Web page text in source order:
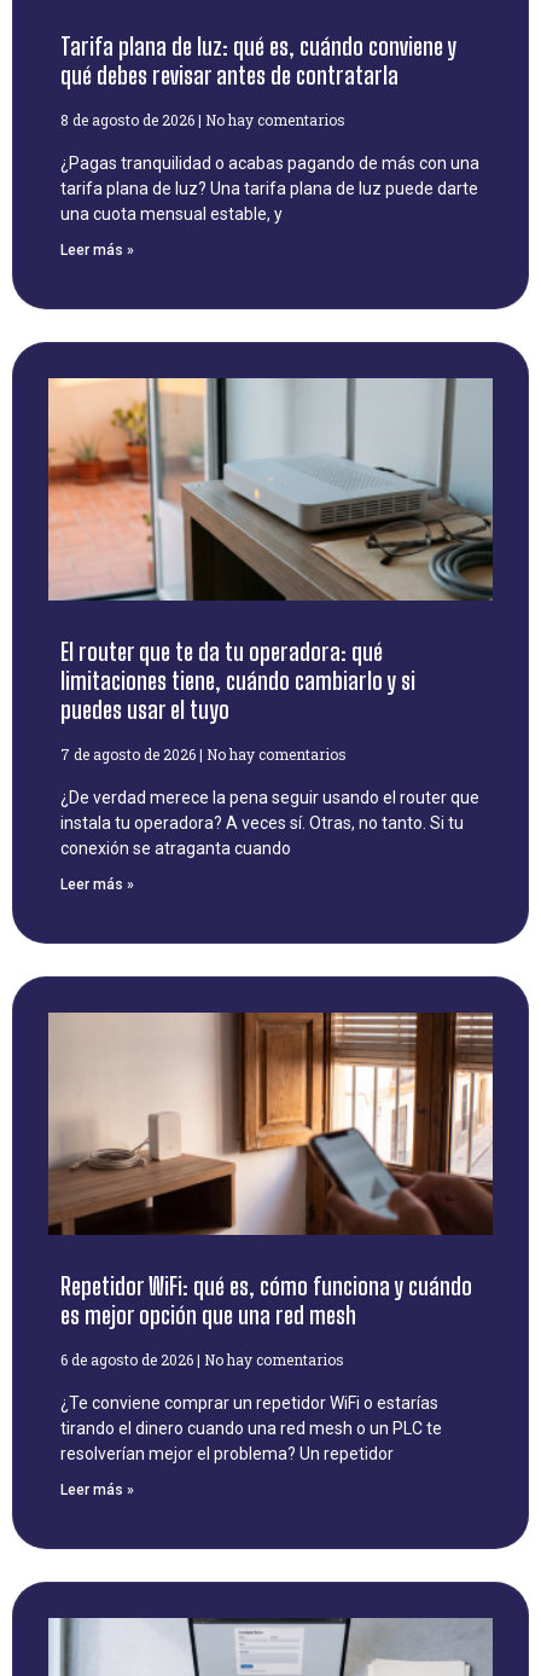
Tarifa plana de luz: qué es, cuándo conviene y
qué debes revisar antes de contratarla
8 de agosto de 2026 No hay comentarios
¿Pagas tranquilidad o acabas pagando de más con una
tarifa plana de luz? Una tarifa plana de luz puede darte
una cuota mensual estable, y
Leer más »
El router que te da tu operadora: qué
limitaciones tiene, cuándo cambiarlo y si
puedes usar el tuyo
7 de agosto de 2026 No hay comentarios
¿De verdad merece la pena seguir usando el router que
instala tu operadora? A veces sí. Otras, no tanto. Si tu
conexión se atraganta cuando
Leer más »
Repetidor WiFi: qué es, cómo funciona y cuándo
es mejor opción que una red mesh
6 de agosto de 2026 No hay comentarios
¿Te conviene comprar un repetidor WiFi o estarías
tirando el dinero cuando una red mesh o un PLC te
resolverían mejor el problema? Un repetidor
Leer más »